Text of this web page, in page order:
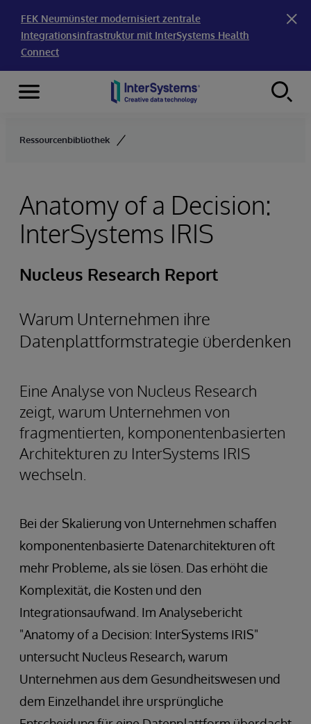
FEK Neumünster modernisiert zentrale
Integrationsinfrastruktur mit InterSystems Health
Connect
Skip to content
Menu
Ressourcenbibliothek
Anatomy of a Decision:
InterSystems IRIS
Nucleus Research Report
Warum Unternehmen ihre
Datenplattformstrategie überdenken
Eine Analyse von Nucleus Research
zeigt, warum Unternehmen von
fragmentierten, komponentenbasierten
Architekturen zu InterSystems IRIS
wechseln.
Bei der Skalierung von Unternehmen schaffen
komponentenbasierte Datenarchitekturen oft
mehr Probleme, als sie lösen. Das erhöht die
Komplexität, die Kosten und den
Integrationsaufwand. Im Analysebericht
"Anatomy of a Decision: InterSystems IRIS"
untersucht Nucleus Research, warum
Unternehmen aus dem Gesundheitswesen und
dem Einzelhandel ihre ursprüngliche